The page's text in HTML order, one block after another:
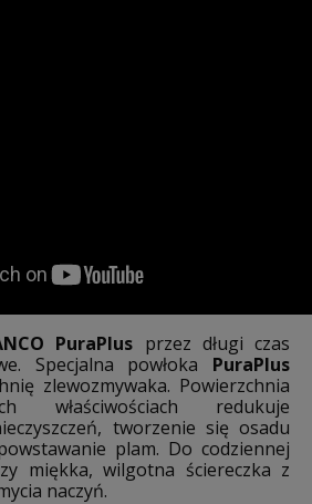
PuraPlus przez długi czas
Specjalna powłoka PuraPlus
zlewozmywaka. Powierzchnia
właściwościach redukuje
tworzenie się osadu
plam. Do codziennej
miękka, wilgotna ściereczka z
naczyń.